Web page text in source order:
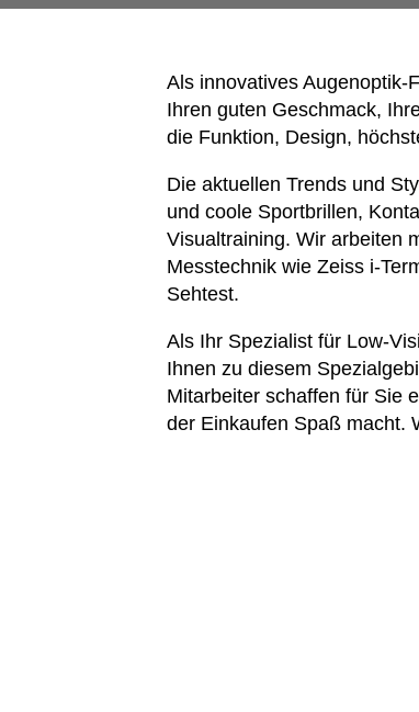
Als innovatives Augenoptik-
Ihren guten Geschmack,
die Funktion, Design,
Die aktuellen Trends und
und coole Sportbrillen,
Visualtraining. Wir arbeiten
Messtechnik wie Zeiss i-
Sehtest.
Als Ihr Spezialist für Low-
Ihnen zu diesem
Mitarbeiter schaffen für Sie
der Einkaufen Spaß macht.